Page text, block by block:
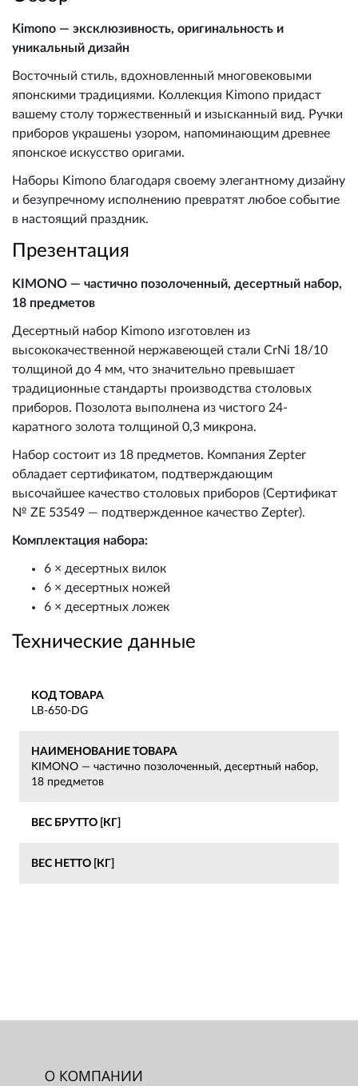
Kimono — эксклюзивность, оригинальность и
уникальный дизайн
Восточный стиль, вдохновленный многовековыми
японскими традициями. Коллекция Kimono придаст
вашему столу торжественный и изысканный вид. Ручки
приборов украшены узором, напоминающим древнее
японское искусство оригами.
Наборы Kimono благодаря своему элегантному дизайну
и безупречному исполнению превратят любое событие
в настоящий праздник.
Презентация
KIMONO — частично позолоченный, десертный набор,
18 предметов
Десертный набор Kimono изготовлен из
высококачественной нержавеющей стали CrNi 18/10
толщиной до 4 мм, что значительно превышает
традиционные стандарты производства столовых
приборов. Позолота выполнена из чистого 24-
каратного золота толщиной 0,3 микрона.
Набор состоит из 18 предметов. Компания Zepter
обладает сертификатом, подтверждающим
высочайшее качество столовых приборов (Сертификат
№ ZE 53549 — подтвержденное качество Zepter).
Комплектация набора:
6 × десертных вилок
6 × десертных ножей
6 × десертных ложек
Технические данные
КОД ТОВАРА
LB-650-DG
НАИМЕНОВАНИЕ ТОВАРА
KIMONO — частично позолоченный, десертный набор,
18 предметов
ВЕС БРУТТО [КГ]
ВЕС НЕТТО [КГ]
О КОМПАНИИ